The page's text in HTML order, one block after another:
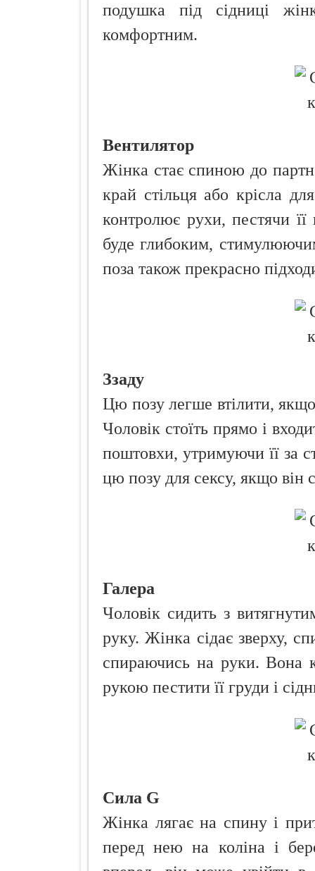
подушка під сідниці
комфортним.
Вентилятор
Жінка стає спиною до
край стільця або крісла
контролює рухи, пестячи
буде глибоким,
поза також прекрасно
Ззаду
Цю позу легше втілити,
Чоловік стоїть прямо і
поштовхи, утримуючи її за
цю позу для сексу, якщо він
Галера
Чоловік сидить з
руку. Жінка сідає зверху,
спираючись на руки. Вона
рукою пестити її груди і
Сила G
Жінка лягає на спину і
перед нею на коліна і